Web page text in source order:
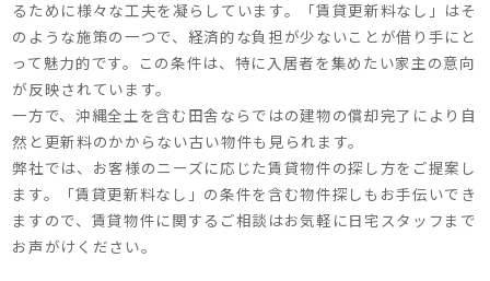
るために様々な工夫を凝らしています。「賃貸更新料なし」はそ
のような施策の一つで、経済的な負担が少ないことが借り手にと
って魅力的です。この条件は、特に入居者を集めたい家主の意向
が反映されています。
一方で、沖縄全土を含む田舎ならではの建物の償却完了により自
然と更新料のかからない古い物件も見られます。
弊社では、お客様のニーズに応じた賃貸物件の探し方をご提案し
ます。「賃貸更新料なし」の条件を含む物件探しもお手伝いでき
ますので、賃貸物件に関するご相談はお気軽に日宅スタッフまで
お声がけください。